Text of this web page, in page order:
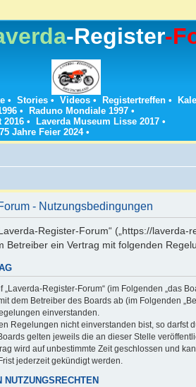
-Register-
• Stories • Videos • Registertreffen •
• Raduno Mondiale 1997 •
2016 • Laverda Museum Lisse 2017 •
75 Jahre Feier 2024•
- Nutzungsbedingungen
Register-Forum“ („https://laverda-
Betreiber ein Vertrag mit folgenden
„Laverda-Register-Forum“ (im Folgenden „das
dem Betreiber des Boards ab (im Folgenden
einverstanden.
Regelungen nicht einverstanden bist, so darfst
gelten jeweils die an dieser Stelle
wird auf unbestimmte Zeit geschlossen und
jederzeit gekündigt werden.